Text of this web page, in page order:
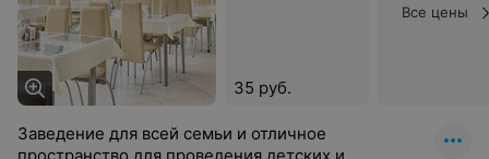
35 руб.
Все цены
Заведение для всей семьи и отличное